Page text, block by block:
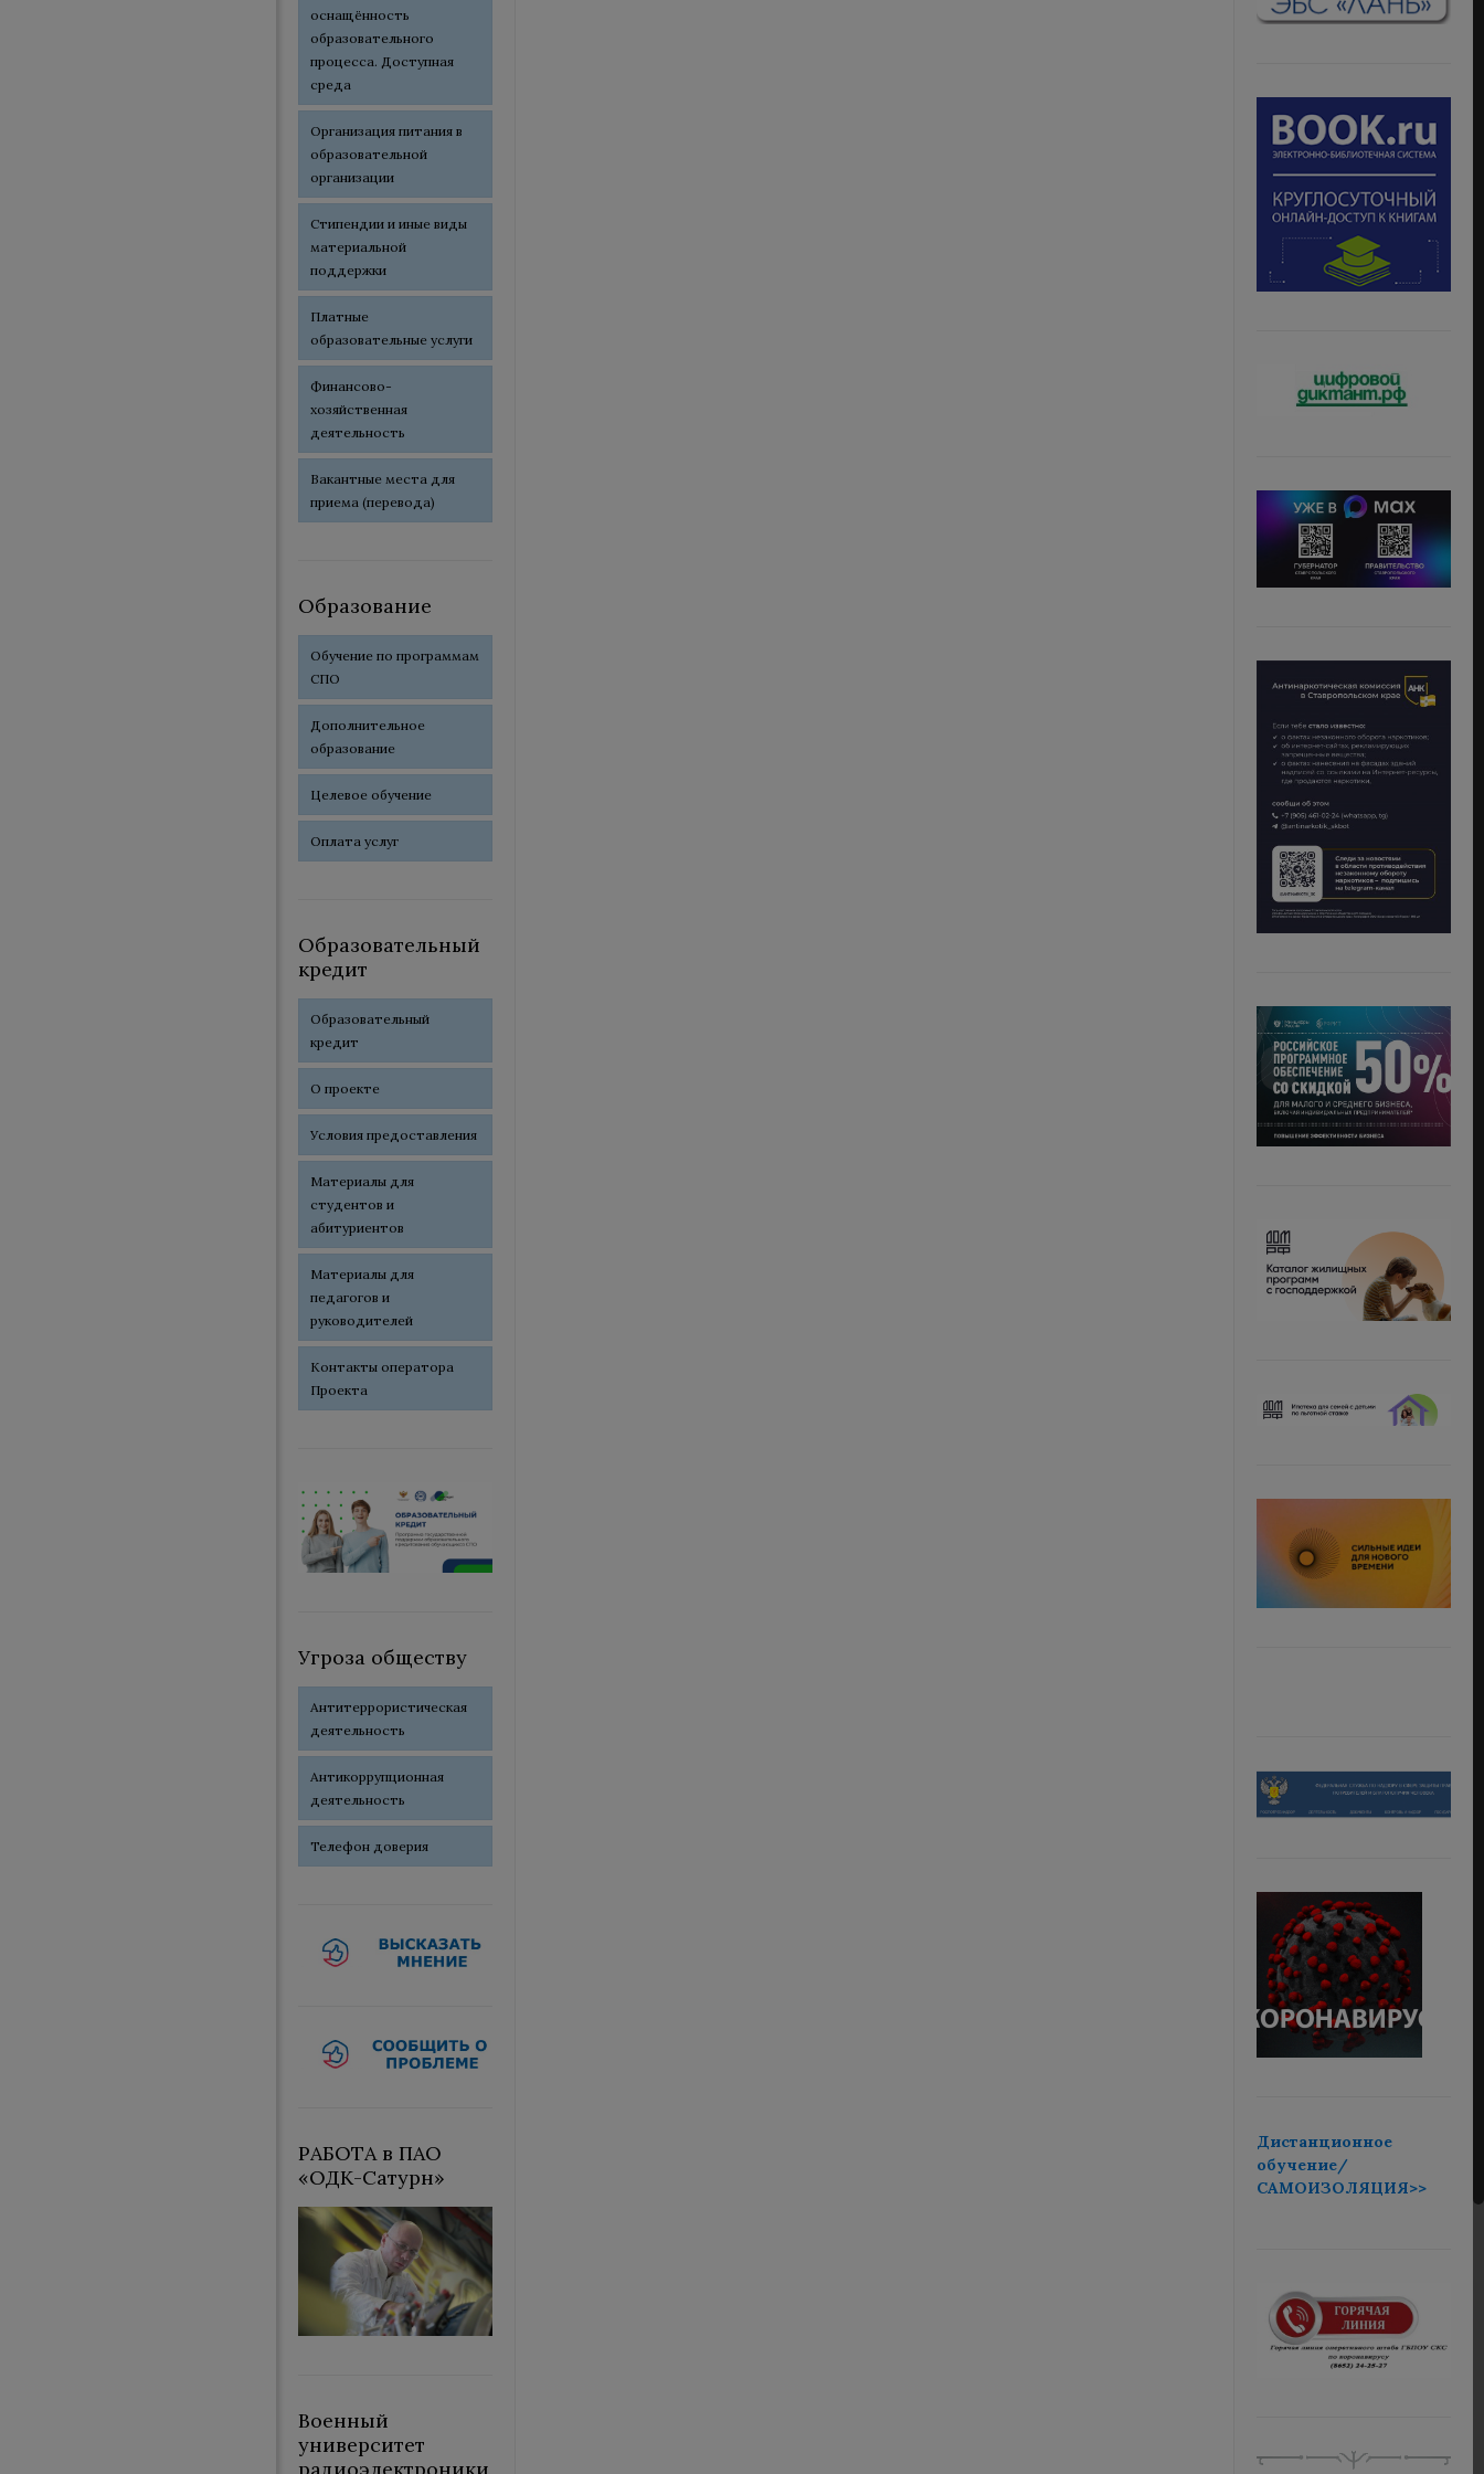
оснащённость
образовательного
процесса. Доступная
среда
Организация питания в
образовательной
организации
Стипендии и иные виды
материальной
поддержки
Платные
образовательные услуги
Финансово-
хозяйственная
деятельность
Вакантные места для
приема (перевода)
Образование
Обучение по программам
СПО
Дополнительное
образование
Целевое обучение
Оплата услуг
Образовательный
кредит
Образовательный
кредит
О проекте
Условия предоставления
Материалы для
студентов и
абитуриентов
Материалы для
педагогов и
руководителей
Контакты оператора
Проекта
Угроза обществу
Антитеррористическая
деятельность
Антикоррупционная
деятельность
Телефон доверия
РАБОТА в ПАО
«ОДК-Сатурн»
Военный
университет
Дистанционное
обучение/
САМОИЗОЛЯЦИЯ>>